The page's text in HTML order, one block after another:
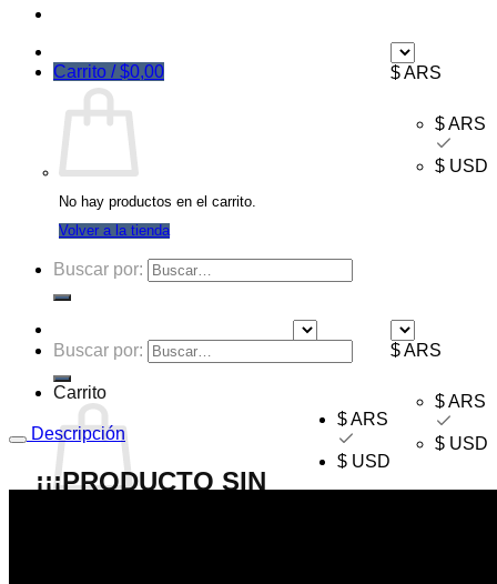
$ ARS
$ ARS
$ USD
Carrito /$0,00
No hay productos en el carrito.
Volver a la tienda
Buscar por:
$ ARS
$ ARS
$ USD
Buscar por:
Carrito
$ ARS
$ USD
Descripción
¡¡¡PRODUCTO SIN